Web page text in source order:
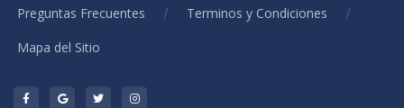
Preguntas Frecuentes / Terminos y Condiciones /
Mapa del Sitio